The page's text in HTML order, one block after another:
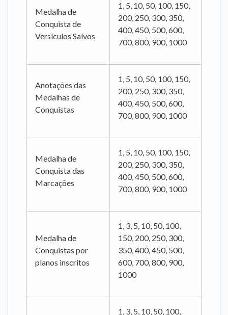
Medalha de
Conquista de
Versículos Salvos
1, 5, 10, 50, 100, 150,
200, 250, 300, 350,
400, 450, 500, 600,
700, 800, 900, 1000
Anotações das
Medalhas de
Conquistas
1, 5, 10, 50, 100, 150,
200, 250, 300, 350,
400, 450, 500, 600,
700, 800, 900, 1000
Medalha de
Conquista das
Marcações
1, 5, 10, 50, 100, 150,
200, 250, 300, 350,
400, 450, 500, 600,
700, 800, 900, 1000
Medalha de
Conquistas por
planos inscritos
1, 3, 5, 10, 50, 100,
150, 200, 250, 300,
350, 400, 450, 500,
600, 700, 800, 900,
1000
1, 3, 5, 10, 50, 100,